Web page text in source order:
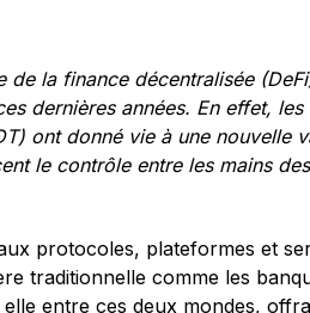
de la finance décentralisée
dernières années. En effet,
ont donné vie à une
le contrôle entre les mains
protocoles, plateformes et
traditionnelle comme les
entre ces deux mondes,